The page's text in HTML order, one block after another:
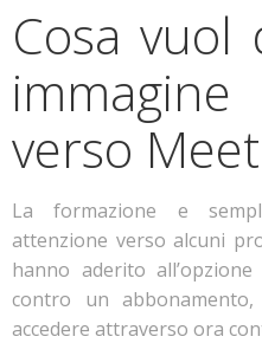
Cosa vuol
verso
La formazione e
attenzione verso alcuni
hanno aderito
contro un abbonamento,
accedere attraverso ora